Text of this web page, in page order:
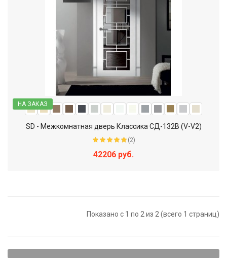
НА ЗАКАЗ
SD - Межкомнатная дверь Классика СД-132В (V-V2)
(2)
42206 руб.
Показано с 1 по 2 из 2 (всего 1 страниц)